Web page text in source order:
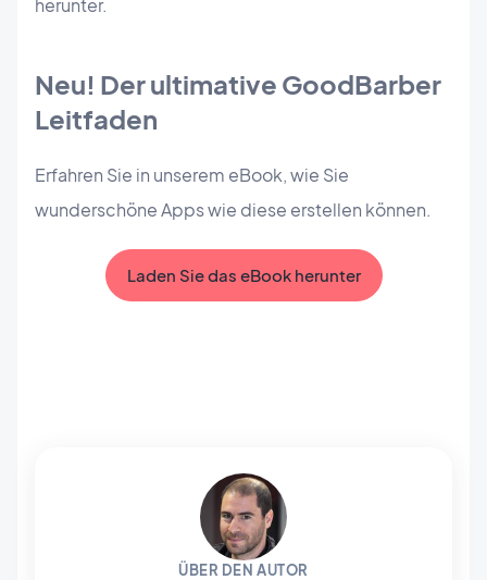
herunter.
Neu! Der ultimative GoodBarber
Leitfaden
Erfahren Sie in unserem eBook, wie Sie
wunderschöne Apps wie diese erstellen können.
Laden Sie das eBook herunter
ÜBER DEN AUTOR